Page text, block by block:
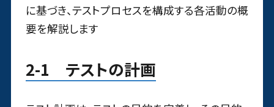
に基づき、テストプロセスを構成する各活動の概
要を解説します
2-1 テストの計画